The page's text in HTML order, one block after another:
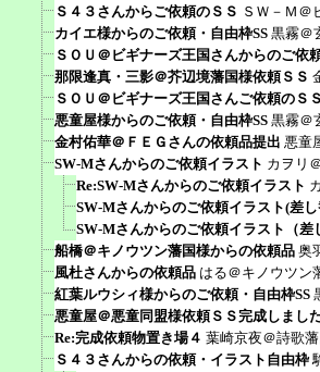
Ｓ４３さんからご依頼のＳＳ ＳＷ－Ｍ＠
カイエ様からのご依頼・自由枠SS 黒霧＠
ＳＯＵ＠ビギナーズ王国さんからのご依
那限逢真・三影＠芥辺境藩国様依頼ＳＳ
ＳＯＵ＠ビギナーズ王国さんご依頼のＳ
悪童屋様からのご依頼・自由枠SS 黒霧＠
金村佑華＠ＦＥＧさんの依頼品提出 悪童
SW-Mさんからのご依頼イラスト カヲリ
Re:SW-Mさんからのご依頼イラスト
SW-Mさんからのご依頼イラスト(差し
SW-Mさんからのご依頼イラスト（差
船橋＠キノウツン藩国様からの依頼品 奥
風杜さんからの依頼品 はる＠キノウツン
紅葉ルウシィ様からのご依頼・自由枠SS
悪童屋＠悪童同盟様依頼ＳＳ完成しまし
Re:完成依頼物置き場４ 葉崎京夜＠詩歌藩
Ｓ４３さんからの依頼・イラスト自由枠